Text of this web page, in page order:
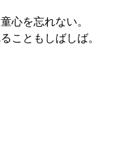
心を忘れない。
こともしばしば。